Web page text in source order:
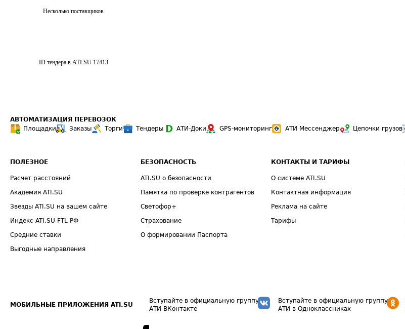
Несколько поставщиков
ID тендера в ATI.SU 17413
АВТОМАТИЗАЦИЯ ПЕРЕВОЗОК
Площадки
Заказы Торги Тендеры АТИ-Доки GPS-мониторинг АТИ Мессенджер Цепочки грузов
ПОЛЕЗНОЕ
Расчет расстояний
Академия ATI.SU
Звезды ATI.SU на вашем сайте
Индекс ATI.SU FTL РФ
Средние ставки
Выгодные направления
БЕЗОПАСНОСТЬ
ATI.SU о безопасности
Памятка по проверке контрагентов
Светофор+
Страхование
О формировании Паспорта
КОНТАКТЫ И ТАРИФЫ
О системе ATI.SU
Контактная информация
Реклама на сайте
Тарифы
МОБИЛЬНЫЕ ПРИЛОЖЕНИЯ ATI.SU
Вступайте в официальную группу
АТИ ВКонтакте
Вступайте в официальную группу
АТИ в Одноклассниках